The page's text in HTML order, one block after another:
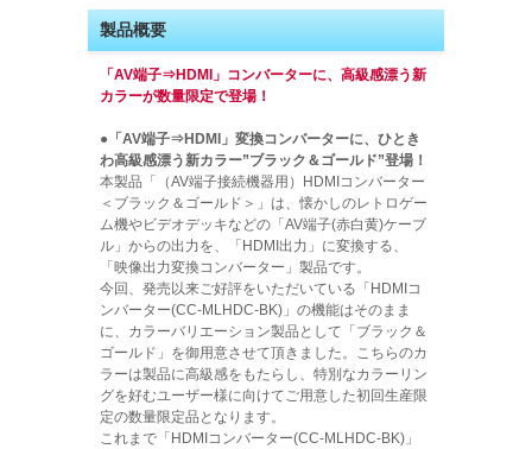
製品概要
「AV端子⇒HDMI」コンバーターに、高級感漂う新
カラーが数量限定で登場！
●「AV端子⇒HDMI」変換コンバーターに、ひとき
わ高級感漂う新カラー”ブラック＆ゴールド”登場！
本製品「（AV端子接続機器用）HDMIコンバーター
＜ブラック＆ゴールド＞」は、懐かしのレトロゲー
ム機やビデオデッキなどの「AV端子(赤白黄)ケーブ
ル」からの出力を、「HDMI出力」に変換する、
「映像出力変換コンバーター」製品です。
今回、発売以来ご好評をいただいている「HDMIコ
ンバーター(CC-MLHDC-BK)」の機能はそのまま
に、カラーバリエーション製品として「ブラック＆
ゴールド」を御用意させて頂きました。こちらのカ
ラーは製品に高級感をもたらし、特別なカラーリン
グを好むユーザー様に向けてご用意した初回生産限
定の数量限定品となります。
これまで「HDMIコンバーター(CC-MLHDC-BK)」